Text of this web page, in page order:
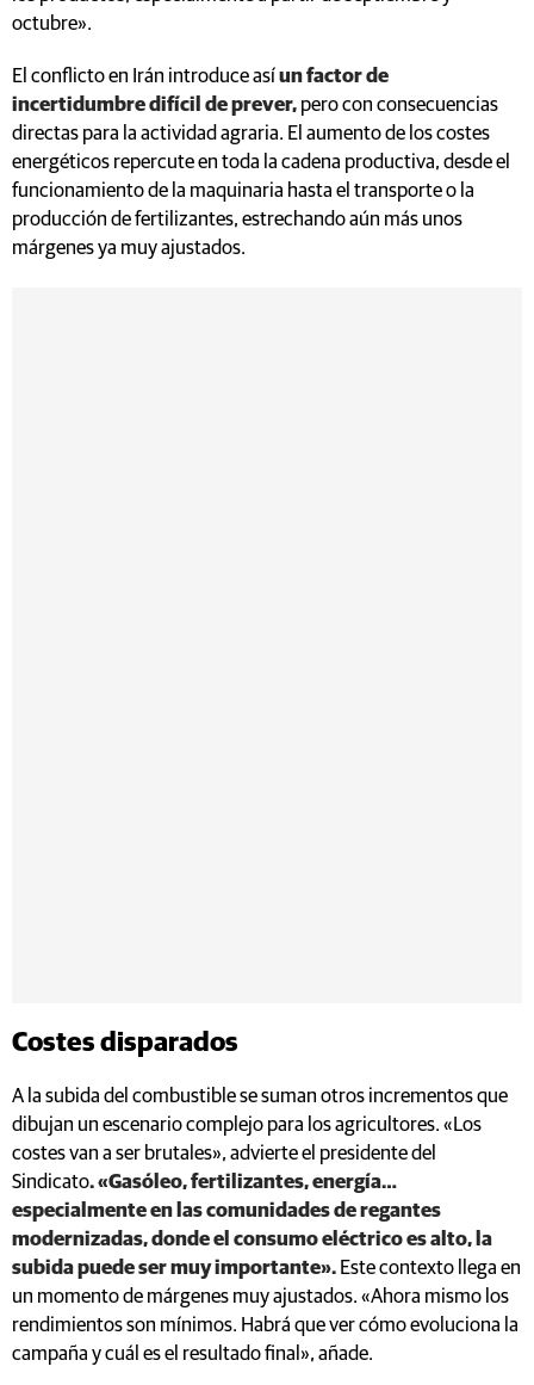
octubre».
El conflicto en Irán introduce así un factor de
incertidumbre difícil de prever, pero con consecuencias
directas para la actividad agraria. El aumento de los costes
energéticos repercute en toda la cadena productiva, desde el
funcionamiento de la maquinaria hasta el transporte o la
producción de fertilizantes, estrechando aún más unos
márgenes ya muy ajustados.
Costes disparados
A la subida del combustible se suman otros incrementos que
dibujan un escenario complejo para los agricultores. «Los
costes van a ser brutales», advierte el presidente del
Sindicato. «Gasóleo, fertilizantes, energía…
especialmente en las comunidades de regantes
modernizadas, donde el consumo eléctrico es alto, la
subida puede ser muy importante». Este contexto llega en
un momento de márgenes muy ajustados. «Ahora mismo los
rendimientos son mínimos. Habrá que ver cómo evoluciona la
campaña y cuál es el resultado final», añade.